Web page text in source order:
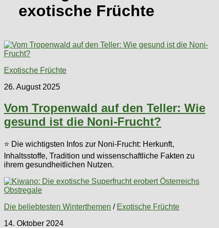
exotische Früchte
Exotische Früchte
26. August 2025
Vom Tropenwald auf den Teller: Wie
gesund ist die Noni-Frucht?
⭐ Die wichtigsten Infos zur Noni-Frucht: Herkunft,
Inhaltsstoffe, Tradition und wissenschaftliche Fakten zu
ihrem gesundheitlichen Nutzen.
Die beliebtesten Winterthemen / Exotische Früchte
14. Oktober 2024